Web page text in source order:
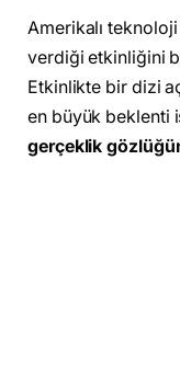
Amerikalı
verdiği etkinliğini
Etkinlikte bir dizi
en büyük beklenti
gerçeklik